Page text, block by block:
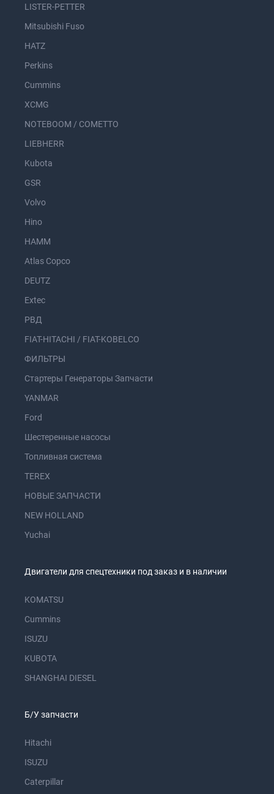
LISTER-PETTER
Mitsubishi Fuso
HATZ
Perkins
Cummins
XCMG
NOTEBOOM / COMETTO
LIEBHERR
Kubota
GSR
Volvo
Hino
HAMM
Atlas Copco
DEUTZ
Extec
РВД
FIAT-HITACHI / FIAT-KOBELCO
ФИЛЬТРЫ
Стартеры Генераторы Запчасти
YANMAR
Ford
Шестеренные насосы
Топливная система
TEREX
НОВЫЕ ЗАПЧАСТИ
NEW HOLLAND
Yuchai
Двигатели для спецтехники под заказ и в наличии
KOMATSU
Cummins
ISUZU
KUBOTA
SHANGHAI DIESEL
Б/У запчасти
Hitachi
ISUZU
Caterpillar